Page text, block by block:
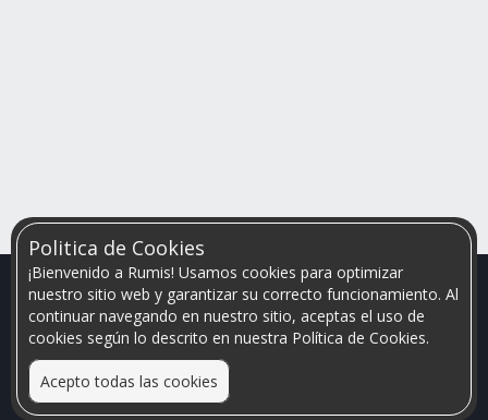
Politica de Cookies
¡Bienvenido a Rumis! Usamos cookies para optimizar
nuestro sitio web y garantizar su correcto funcionamiento. Al
continuar navegando en nuestro sitio, aceptas el uso de
cookies según lo descrito en nuestra Política de Cookies.
Acepto todas las cookies
Relacionamos personas que arriendan con las que buscan una